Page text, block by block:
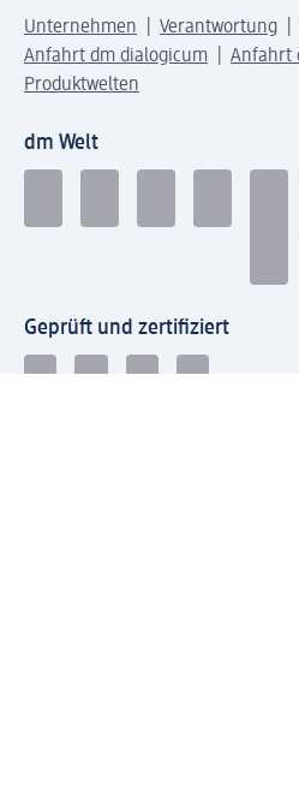
Unternehmen Verantwortung
Anfahrt dm dialogicum
Anfahrt
Produktwelten
dm Welt
Geprüft und zertifiziert